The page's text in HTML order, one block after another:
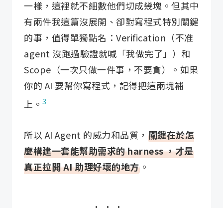
一樣，這裡就不細數他們切成幾塊。但其中
有兩件我這篇沒展開、卻對寫程式特別關鍵
的事，值得單獨點名：Verification（不准
agent 沒跑過驗證就喊「我做完了」）和
Scope（一次只做一件事，不要貪）。如果
你的 AI 要幫你寫程式，記得把這兩塊補
上。 3
所以 AI Agent 的威力和品質， 關鍵在於怎
麼構建一套能幫助需求的 harness ，才是
真正拉開 AI 助理好壞的地方。